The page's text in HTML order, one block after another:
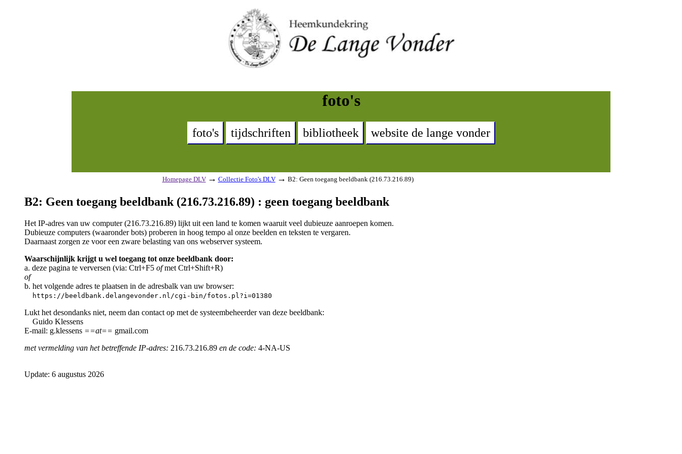
foto's
foto's tijdschriften bibliotheek website de lange vonder
Homepage DLV → Collectie Foto's DLV → B2: Geen toegang beeldbank (216.73.216.89)
B2: Geen toegang beeldbank (216.73.216.89) : geen toegang beeldbank
Het IP-adres van uw computer (216.73.216.89) lijkt uit een land te komen waaruit veel dubieuze aanroepen komen.
Dubieuze computers (waaronder bots) proberen in hoog tempo al onze beelden en teksten te vergaren.
Daarnaast zorgen ze voor een zware belasting van ons webserver systeem.
Waarschijnlijk krijgt u wel toegang tot onze beeldbank door:
a. deze pagina te verversen (via: Ctrl+F5 ofmet Ctrl+Shift+R)
of
b. het volgende adres te plaatsen in de adresbalk van uw browser:
https://beeldbank.delangevonder.nl/cgi-bin/fotos.pl?i=01380
Lukt het desondanks niet, neem dan contact op met de systeembeheerder van deze beeldbank:
Guido Klessens
E-mail: g.klessens ==at== gmail.com
met vermelding van het betreffende IP-adres: 216.73.216.89 en de code: 4-NA-US
Update: 6 augustus 2026